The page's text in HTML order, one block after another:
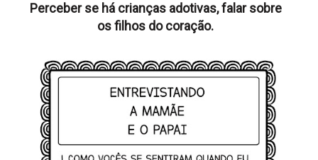
Perceber se há crianças adotivas, falar sobre
os filhos do coração.